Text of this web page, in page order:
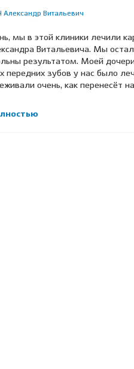
Александр Витальевич
мы в этой клиники лечили
Витальевича. Мы
результатом. Моей
передних зубов у нас было
очень, как перенесёт